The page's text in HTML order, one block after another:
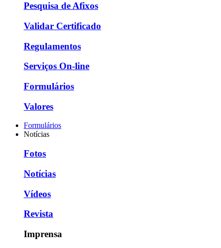
Pesquisa de Afixos
Validar Certificado
Regulamentos
Serviços On-line
Formulários
Valores
Formulários
Notícias
Fotos
Notícias
Vídeos
Revista
Imprensa